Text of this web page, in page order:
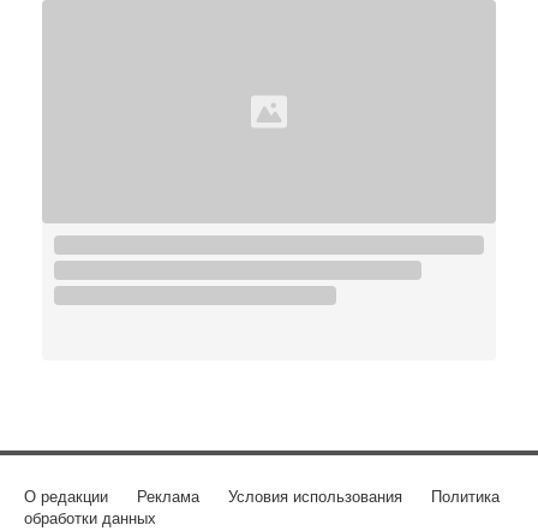
О редакции Реклама Условия использования
Политика
обработки данных